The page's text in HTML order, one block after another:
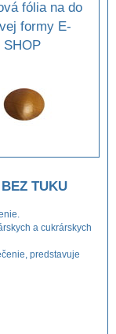
fólia na do
formy E-
SHOP
TUKU
a cukrárskych
predstavuje